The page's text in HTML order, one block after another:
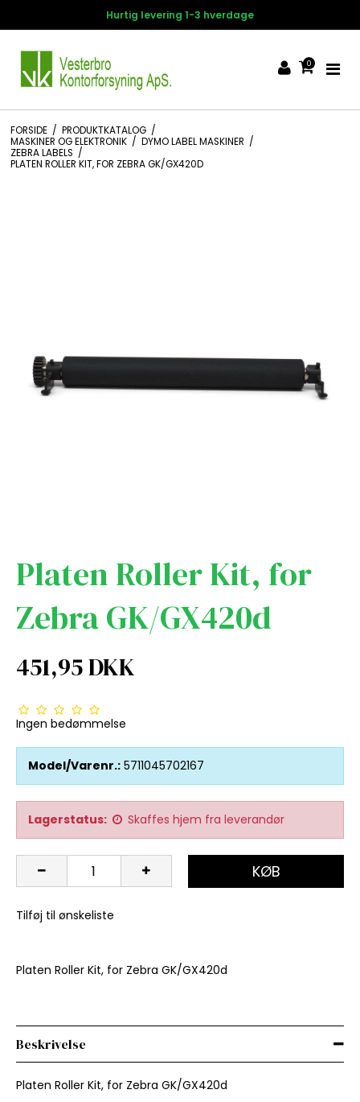
levering 1-3 hverdage
0
FORSIDE / PRODUKTKATALOG /
MASKINER OG ELEKTRONIK / DYMO LABEL MASKINER /
ZEBRA LABELS /
PLATEN ROLLER KIT, FOR ZEBRA GK/GX420D
Platen Roller Kit, for
Zebra GK/GX420d
451,95 DKK
Ingen bedømmelse
Model/Varenr.: 5711045702167
Lagerstatus: Skaffes hjem fra leverandør
KØB
Tilføj til ønskeliste
Platen Roller Kit, for Zebra GK/GX420d
Beskrivelse
Platen Roller Kit, for Zebra GK/GX420d